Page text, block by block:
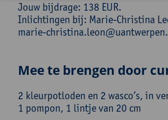
Jouw bijdrage: 138 EUR.
Inlichtingen bij: Marie-Christina
marie-
Mee te brengen door
2 kleurpotloden en 2 wasco’s, in
1 pompon, 1 lintje van 20 cm